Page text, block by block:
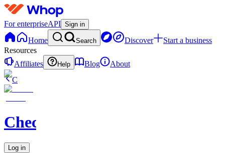
For enterpriseAPI Sign in
Home Search Discover
Start a business
Resources
Affiliates
Help Blog
About
C
Checkified
Log in